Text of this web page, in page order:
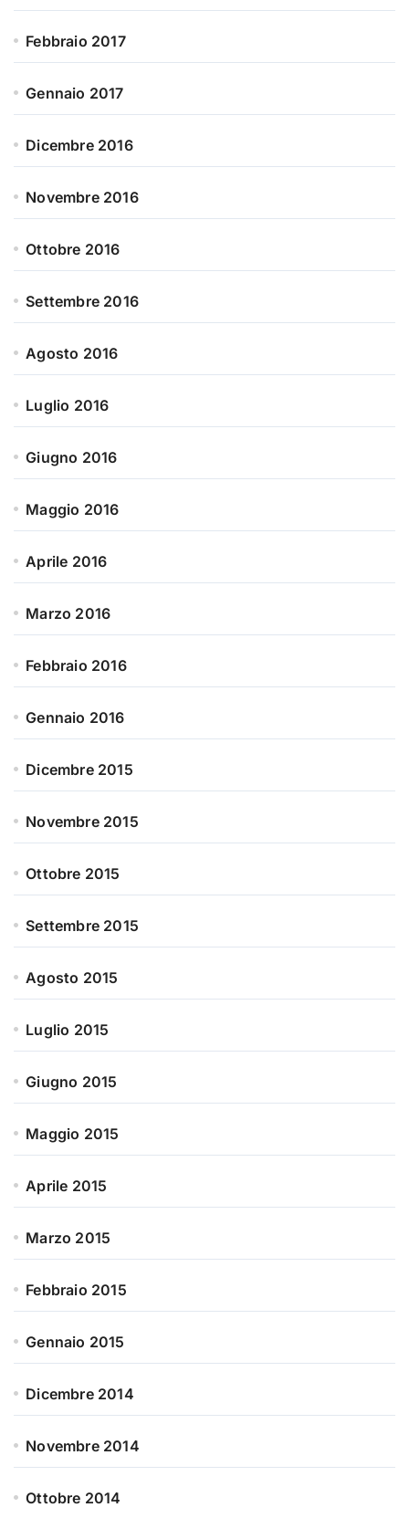
Febbraio 2017
Gennaio 2017
Dicembre 2016
Novembre 2016
Ottobre 2016
Settembre 2016
Agosto 2016
Luglio 2016
Giugno 2016
Maggio 2016
Aprile 2016
Marzo 2016
Febbraio 2016
Gennaio 2016
Dicembre 2015
Novembre 2015
Ottobre 2015
Settembre 2015
Agosto 2015
Luglio 2015
Giugno 2015
Maggio 2015
Aprile 2015
Marzo 2015
Febbraio 2015
Gennaio 2015
Dicembre 2014
Novembre 2014
Ottobre 2014